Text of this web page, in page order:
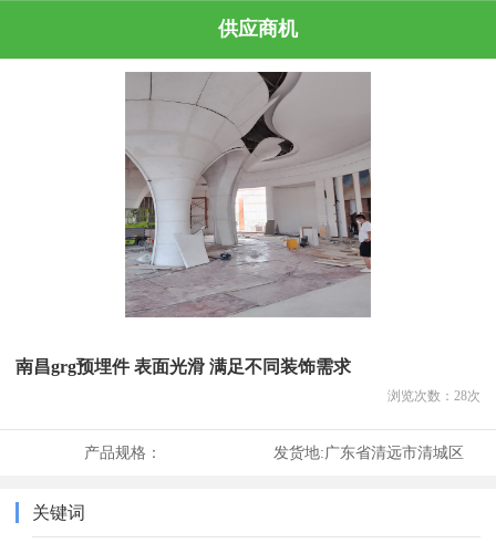
供应商机
南昌grg预埋件 表面光滑 满足不同装饰需求
浏览次数： 28次
产品规格： 发货地:广东省清远市清城区
关键词